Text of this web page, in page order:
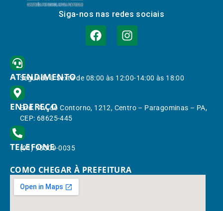
Siga-nos nas redes sociais
ATENDIMENTO
Segunda à Sexta de 08:00 às 12:00-14:00 às 18:00
ENDEREÇO
End.: Av. do Contorno, 1212, Centro – Paragominas – PA,
CEP: 68625-445
TELEFONE
(91) 98309-0035
COMO CHEGAR À PREFEITURA